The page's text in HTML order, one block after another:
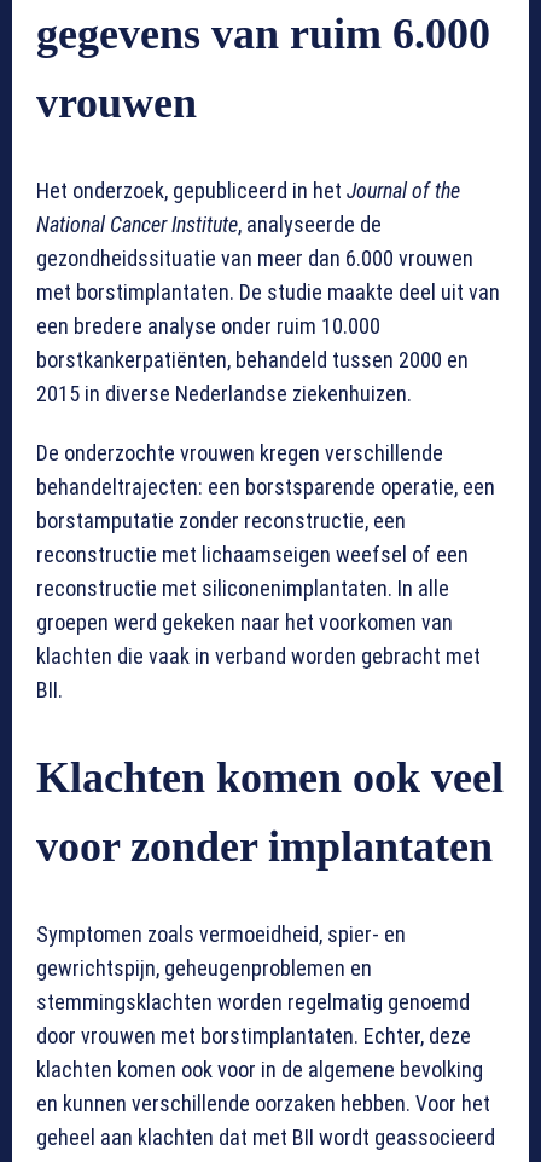
gegevens van ruim 6.000
vrouwen
Het onderzoek, gepubliceerd in het Journal of the
National Cancer Institute, analyseerde de
gezondheidssituatie van meer dan 6.000 vrouwen
met borstimplantaten. De studie maakte deel uit van
een bredere analyse onder ruim 10.000
borstkankerpatiënten, behandeld tussen 2000 en
2015 in diverse Nederlandse ziekenhuizen.
De onderzochte vrouwen kregen verschillende
behandeltrajecten: een borstsparende operatie, een
borstamputatie zonder reconstructie, een
reconstructie met lichaamseigen weefsel of een
reconstructie met siliconenimplantaten. In alle
groepen werd gekeken naar het voorkomen van
klachten die vaak in verband worden gebracht met
BII.
Klachten komen ook veel
voor zonder implantaten
Symptomen zoals vermoeidheid, spier- en
gewrichtspijn, geheugenproblemen en
stemmingsklachten worden regelmatig genoemd
door vrouwen met borstimplantaten. Echter, deze
klachten komen ook voor in de algemene bevolking
en kunnen verschillende oorzaken hebben. Voor het
geheel aan klachten dat met BII wordt geassocieerd